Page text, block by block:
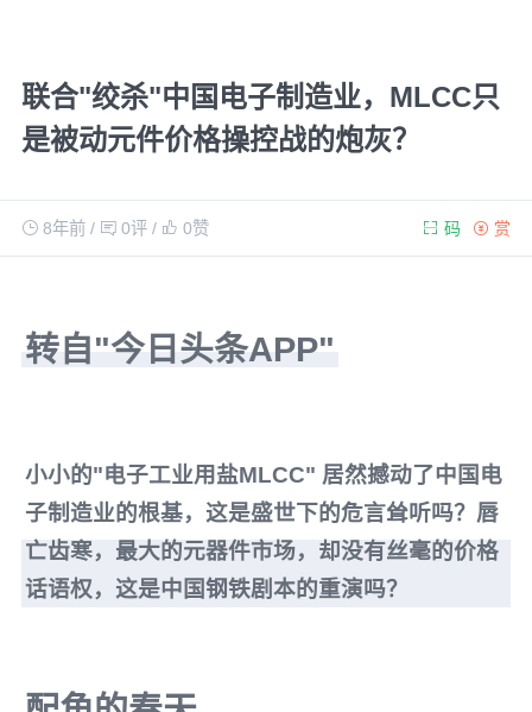
联合"绞杀"中国电子制造业，MLCC只
是被动元件价格操控战的炮灰？
8年前/ 0评/ 0赞 赏
码
转自"今日头条APP"
小小的"电子工业用盐MLCC" 居然撼动了中国电
子制造业的根基，这是盛世下的危言耸听吗？ 唇
亡齿寒，最大的元器件市场，却没有丝毫的价格
话语权，这是中国钢铁剧本的重演吗？